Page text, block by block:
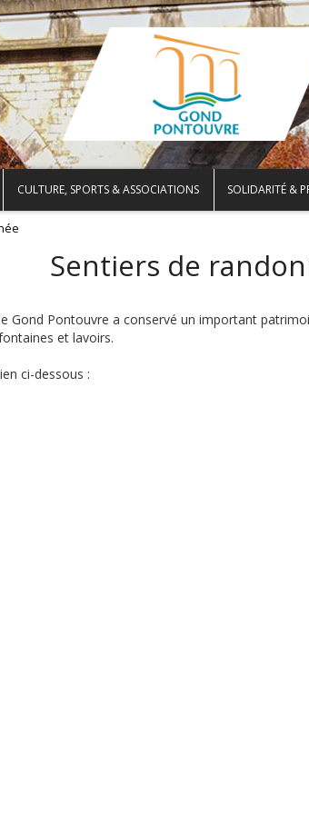
CULTURE, SPORTS & ASSOCIATIONS SOLIDARITÉ &
Sentiers de
Gond Pontouvre a conservé un important
et lavoirs.
ci-dessous :